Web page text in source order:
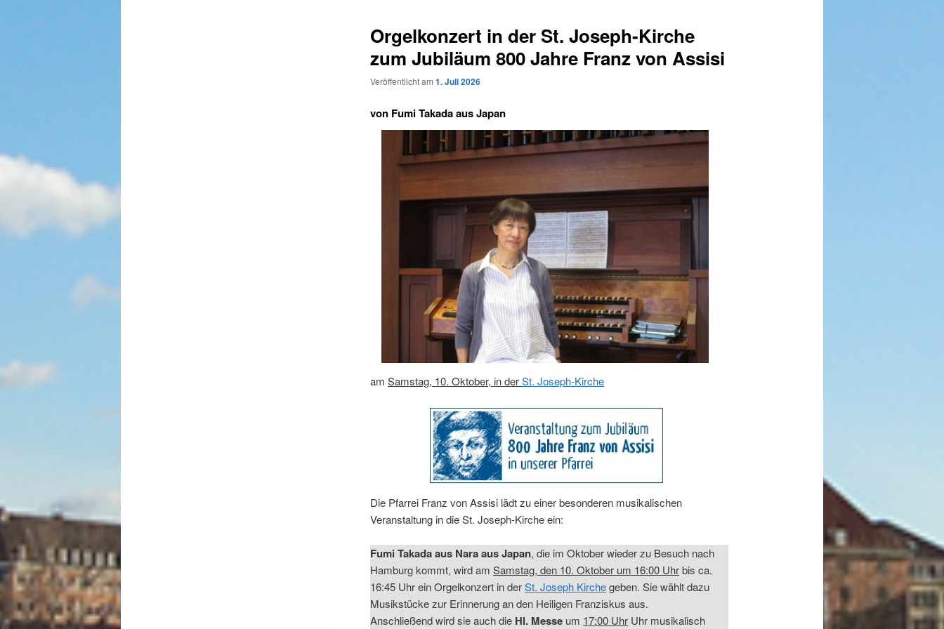
Orgelkonzert in der St. Joseph-Kirche
zum Jubiläum 800 Jahre Franz von Assisi
Veröffentlicht am1. Juli 2026
von Fumi Takada aus Japan
amSamstag, 10. Oktober, in derSt. Joseph-Kirche
Die Pfarrei Franz von Assisi lädt zu einer besonderen musikalischen
Veranstaltung in die St. Joseph-Kirche ein:
Fumi Takada aus Nara aus Japan, die im Oktober wieder zu Besuch nach
Hamburg kommt, wird amSamstag, den 10. Oktober um 16:00 Uhrbis ca.
16:45 Uhr ein Orgelkonzert in derSt. Joseph Kirchegeben. Sie wählt dazu
Musikstücke zur Erinnerung an den Heiligen Franziskus aus.
Anschließend wird sie auch die Hl. Messe um 17:00 Uhr Uhr musikalisch